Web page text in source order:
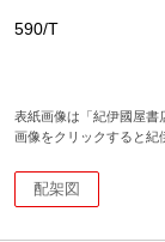
590/T
表紙画像は「紀伊國屋書
画像をクリックすると紀
配架図